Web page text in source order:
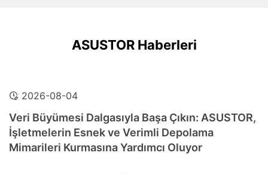
ASUSTOR Haberleri
2026-08-04
Veri Büyümesi Dalgasıyla Başa Çıkın: ASUSTOR,
İşletmelerin Esnek ve Verimli Depolama
Mimarileri Kurmasına Yardımcı Oluyor